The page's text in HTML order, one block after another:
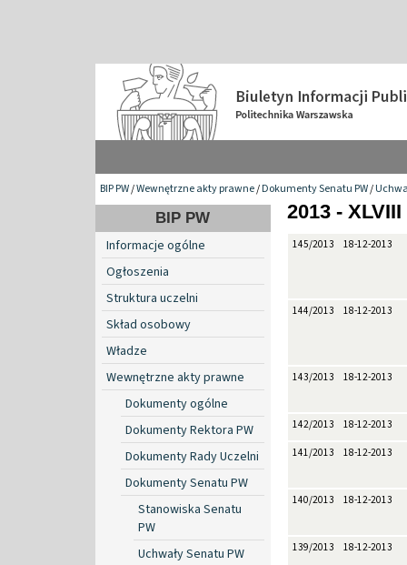
BIP PW/Wewnętrzne akty prawne/Dokumenty Senatu PW/
BIP PW
Informacje ogólne
Ogłoszenia
Struktura uczelni
Skład osobowy
Władze
Wewnętrzne akty prawne
Dokumenty ogólne
Dokumenty Rektora PW
Dokumenty Rady Uczelni
Dokumenty Senatu PW
Stanowiska Senatu
PW
Uchwały Senatu PW
2013 - XLVIII
145/2013 18-12-2013
144/2013 18-12-2013
143/2013 18-12-2013
142/2013 18-12-2013
141/2013 18-12-2013
140/2013 18-12-2013
139/2013 18-12-2013